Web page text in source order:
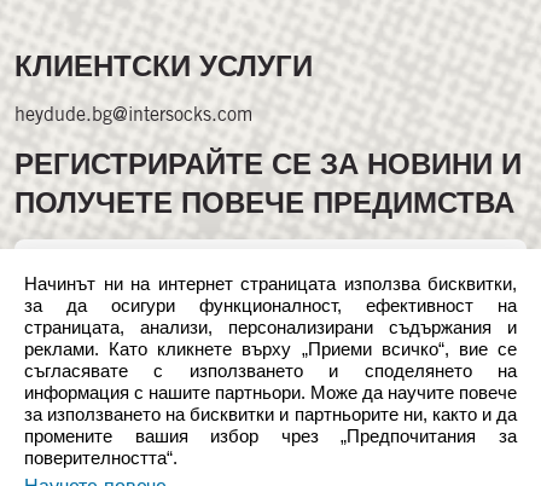
КЛИЕНТСКИ УСЛУГИ
heydude.bg@intersocks.com
РЕГИСТРИРАЙТЕ СЕ ЗА НОВИНИ И
ПОЛУЧЕТЕ ПОВЕЧЕ ПРЕДИМСТВА
Следвайте ни в социалните мрежи
*Всички цени, показани в български лева (BGN), са
Начинът ни на интернет страницата използва бисквитки,
за да осигури функционалност, ефективност на
страницата, анализи, персонализирани съдържания и
реклами. Като кликнете върху „Приеми всичко“, вие се
съгласявате с използването и споделянето на
информация с нашите партньори. Може да научите повече
за използването на бисквитки и партньорите ни, както и да
промените вашия избор чрез „Предпочитания за
поверителността“.